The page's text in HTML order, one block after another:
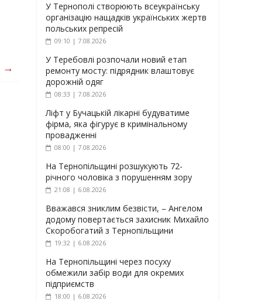
→
У Тернополі створюють всеукраїнську
організацію нащадків українських жертв
польських репресій
09:10 | 7.08.2026
У Теребовлі розпочали новий етап
ремонту мосту: підрядник влаштовує
дорожній одяг
08:33 | 7.08.2026
Ліфт у Бучацькій лікарні будуватиме
фірма, яка фігурує в кримінальному
провадженні
08:00 | 7.08.2026
На Тернопільщині розшукують 72-
річного чоловіка з порушенням зору
21:08 | 6.08.2026
Вважався зниклим безвісти, – Ангелом
додому повертається захисник Михайло
Скоробогатий з Тернопільщини
19:32 | 6.08.2026
На Тернопільщині через посуху
обмежили забір води для окремих
підприємств
18:00 | 6.08.2026